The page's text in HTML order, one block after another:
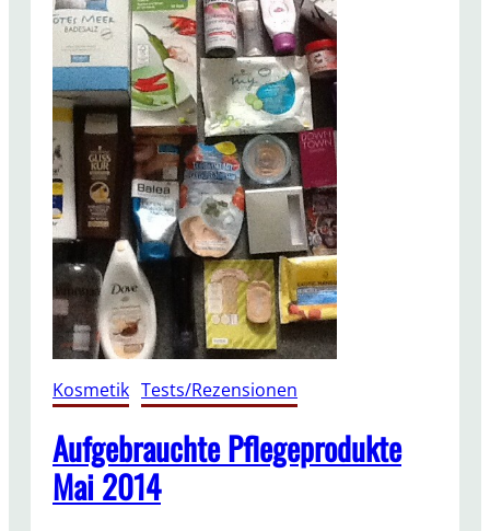
Kosmetik Tests/Rezensionen
Aufgebrauchte Pflegeprodukte
Mai 2014